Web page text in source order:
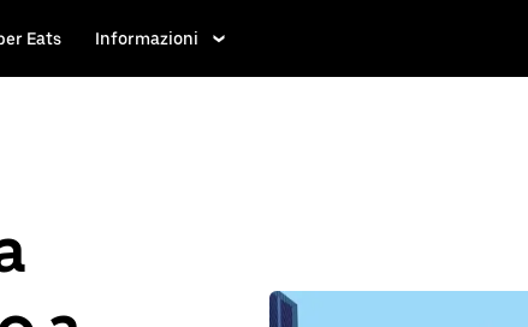
Eats Informazioni